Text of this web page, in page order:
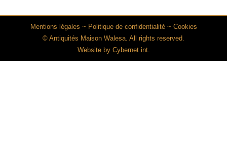
Mentions légales ~ Politique de confidentialité~ Cookies
© Antiquités Maison Walesa. All rights reserved.
Website by Cybernet int.